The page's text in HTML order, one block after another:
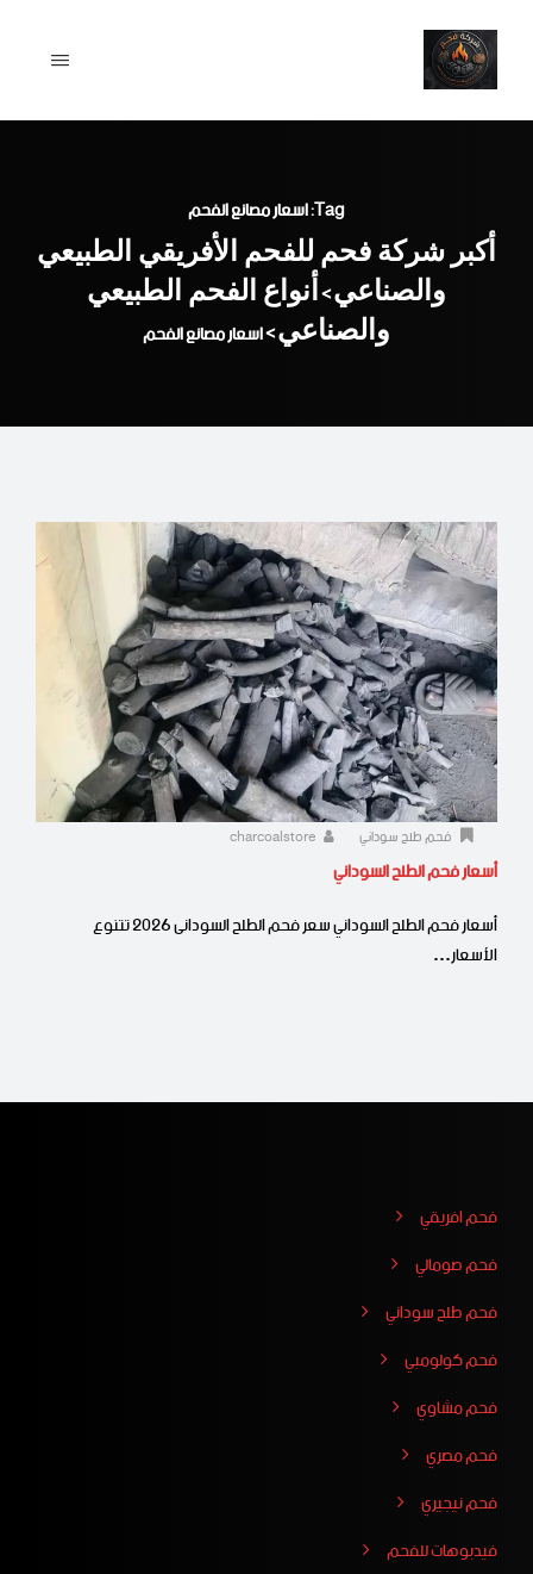
content
Tag: اسعار مصانع الفحم
أكبر شركة فحم للفحم الأفريقي الطبيعي
والصناعي>أنواع الفحم الطبيعي
والصناعي>اسعار مصانع الفحم
فحم طلح سوداني
أسعار فحم الطلح السوداني
أسعار فحم الطلح السوداني سعر فحم الطلح السودانى 2026 تتنوع
الأسعار…
فحم افريقي
فحم صومالي
فحم طلح سوداني
فحم كولومبي
فحم مشاوي
فحم مصري
فحم نيجيري
فيدبوهات للفحم